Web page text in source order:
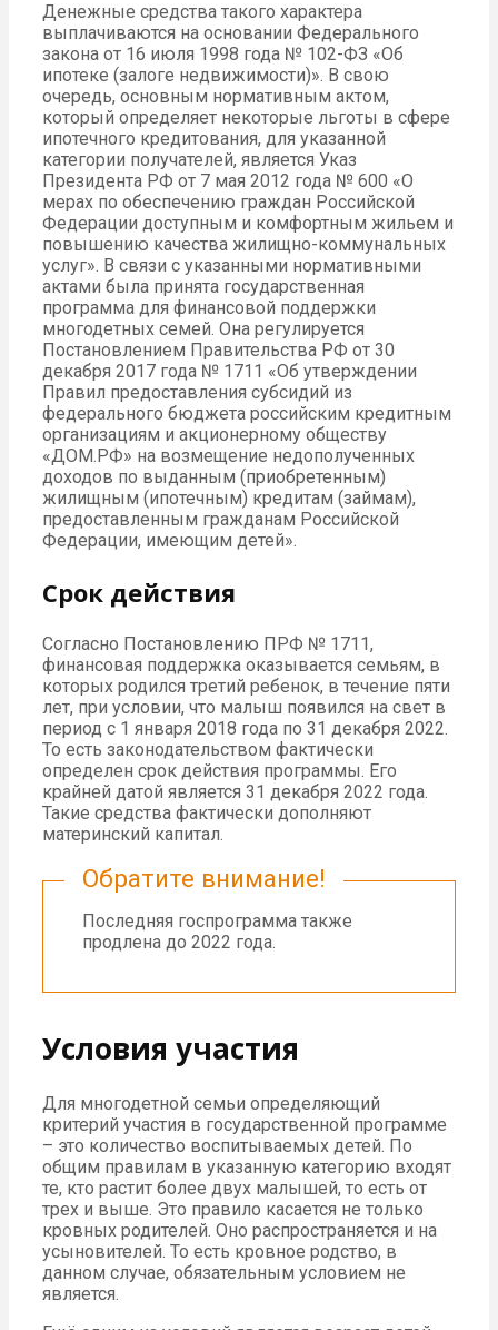
Денежные средства такого характера
выплачиваются на основании Федерального
закона от 16 июля 1998 года № 102-ФЗ «Об
ипотеке (залоге недвижимости)». В свою
очередь, основным нормативным актом,
который определяет некоторые льготы в сфере
ипотечного кредитования, для указанной
категории получателей, является Указ
Президента РФ от 7 мая 2012 года № 600 «О
мерах по обеспечению граждан Российской
Федерации доступным и комфортным жильем и
повышению качества жилищно-коммунальных
услуг». В связи с указанными нормативными
актами была принята государственная
программа для финансовой поддержки
многодетных семей. Она регулируется
Постановлением Правительства РФ от 30
декабря 2017 года № 1711 «Об утверждении
Правил предоставления субсидий из
федерального бюджета российским кредитным
организациям и акционерному обществу
«ДОМ.РФ» на возмещение недополученных
доходов по выданным (приобретенным)
жилищным (ипотечным) кредитам (займам),
предоставленным гражданам Российской
Федерации, имеющим детей».
Срок действия
Согласно Постановлению ПРФ № 1711,
финансовая поддержка оказывается семьям, в
которых родился третий ребенок, в течение пяти
лет, при условии, что малыш появился на свет в
период с 1 января 2018 года по 31 декабря 2022.
То есть законодательством фактически
определен срок действия программы. Его
крайней датой является 31 декабря 2022 года.
Такие средства фактически дополняют
материнский капитал.
Обратите внимание!
Последняя госпрограмма также
продлена до 2022 года.
Условия участия
Для многодетной семьи определяющий
критерий участия в государственной программе
– это количество воспитываемых детей. По
общим правилам в указанную категорию входят
те, кто растит более двух малышей, то есть от
трех и выше. Это правило касается не только
кровных родителей. Оно распространяется и на
усыновителей. То есть кровное родство, в
данном случае, обязательным условием не
является.